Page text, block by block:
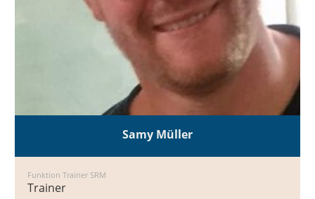
Samy Müller
Funktion Trainer SRM
Trainer